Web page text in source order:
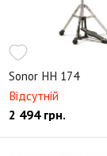
Sonor HH 174
Відсутній
2 494грн.